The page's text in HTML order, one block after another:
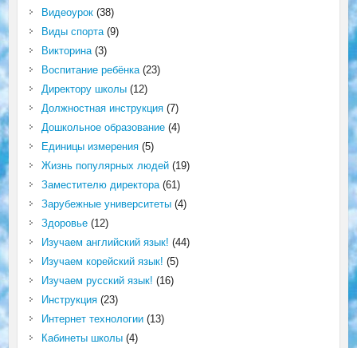
Видеоурок(38)
Виды спорта(9)
Викторина(3)
Воспитание ребёнка(23)
Директору школы(12)
Должностная инструкция(7)
Дошкольное образование(4)
Единицы измерения(5)
Жизнь популярных людей(19)
Заместителю директора(61)
Зарубежные университеты(4)
Здоровье(12)
Изучаем английский язык! (44)
Изучаем корейский язык! (5)
Изучаем русский язык! (16)
Инструкция(23)
Интернет технологии(13)
Кабинеты школы(4)